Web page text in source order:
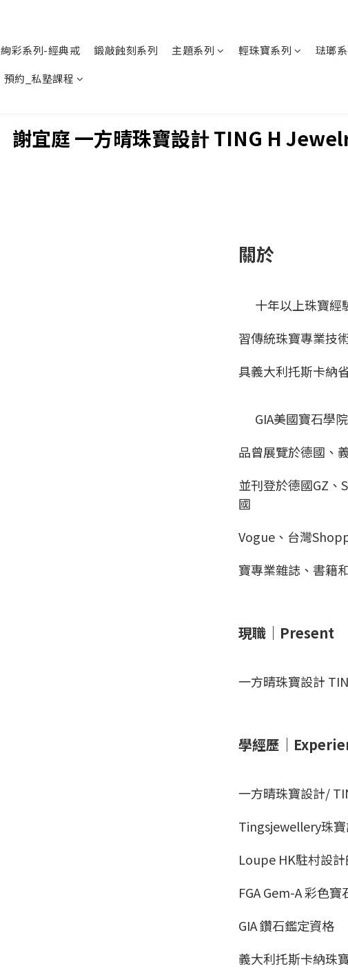
絢彩系列-經典戒 鍛敲蝕刻系列 主題系列 輕珠寶系列 琺瑯
預約_私塾課程
謝宜庭 一方晴珠寶設計 TING H
關於
十年以上珠寶經
習傳統珠寶專業技
具義大利托斯卡納
GIA美國寶石學
品曾展覽於德國、
並刊登於德國GZ
國
Vogue、台灣
寶專業雜誌、書籍
現職｜Present
一方晴珠寶設計
學經歷｜
一方晴珠寶設計/
Tingsjewellery珠
Loupe HK駐村設
FGA Gem-A 彩色
GIA 鑽石鑑定資格
義大利托斯卡納珠